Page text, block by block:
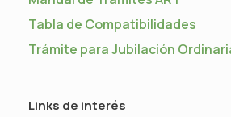
Tabla de Compatibilidades
Trámite para Jubilación
Links de interés